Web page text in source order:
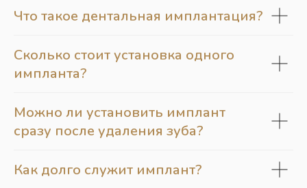
Что такое дентальная имплантация?
Сколько стоит установка одного
импланта?
Можно ли установить имплант
сразу после удаления зуба?
Как долго служит имплант?